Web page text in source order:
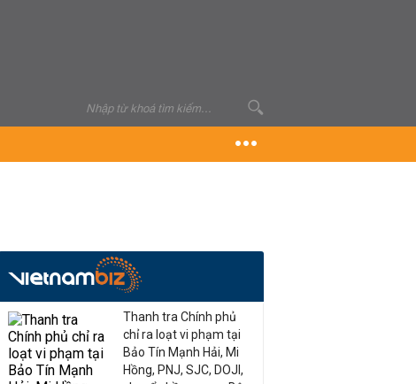
Thanh tra Chính phủ
chỉ ra loạt vi phạm tại
Bảo Tín Mạnh Hải, Mi
Hồng, PNJ, SJC, DOJI,